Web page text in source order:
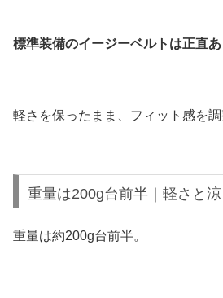
標準装備のイージーベルトは正直あ
軽さを保ったまま、フィット感を調
重量は200g台前半｜軽さと
重量は約200g台前半。